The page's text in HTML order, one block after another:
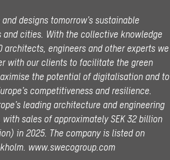
designs tomorrow’s sustainable
and cities. With the collective knowledge
architects, engineers and other experts we
with our clients to facilitate the green
the potential of digitalisation and to
competitiveness and resilience.
leading architecture and engineering
sales of approximately SEK 32 billion
in 2025. The company is listed on
www.swecogroup.com